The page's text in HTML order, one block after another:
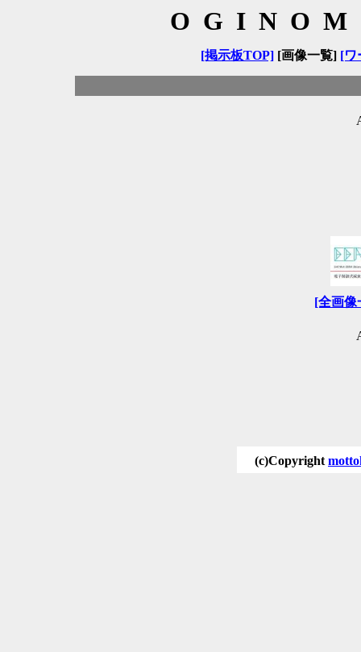
[掲示板TOP][画像一覧] [ワ
[全画像
(c)Copyright